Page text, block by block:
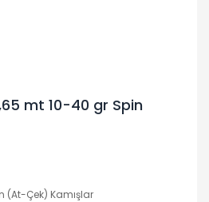
mt 10-40 gr Spin
(At-Çek) Kamışlar